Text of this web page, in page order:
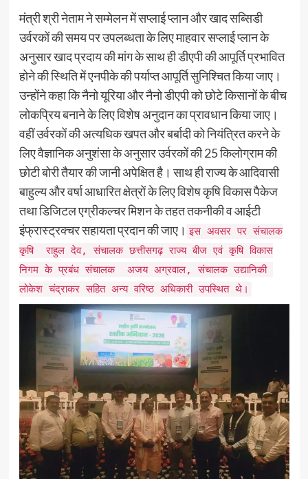
मंत्री श्री नेताम ने सम्मेलन में सप्लाई प्लान और खाद सब्सिडी
उर्वरकों की समय पर उपलब्धता के लिए माहवार सप्लाई प्लान के
अनुसार खाद प्रदाय की मांग के साथ ही डीएपी की आपूर्ति प्रभावित
होने की स्थिति में एनपीके की पर्याप्त आपूर्ति सुनिश्चित किया जाए।
उन्होंने कहा कि नैनो यूरिया और नैनो डीएपी को छोटे किसानों के बीच
लोकप्रिय बनाने के लिए विशेष अनुदान का प्रावधान किया जाए।
वहीं उर्वरकों की अत्यधिक खपत और बर्बादी को नियंत्रित करने के
लिए वैज्ञानिक अनुशंसा के अनुसार उर्वरकों की 25 किलोग्राम की
छोटी बोरी तैयार की जानी अपेक्षित है। साथ ही राज्य के आदिवासी
बाहुल्य और वर्षा आधारित क्षेत्रों के लिए विशेष कृषि विकास पैकेज
तथा डिजिटल एग्रीकल्चर मिशन के तहत तकनीकी व आईटी
इंफ्रास्ट्रक्चर सहायता प्रदान की जाए। इस अवसर पर संचालक
कृषि राहुल देव, संचालक छत्तीसगढ़ राज्य बीज एवं कृषि विकास
निगम के प्रबंध संचालक अजय अग्रवाल, संचालक उद्यानिकी
लोकेश चंद्राकर सहित अन्य वरिष्ठ अधिकारी उपस्थित थे।